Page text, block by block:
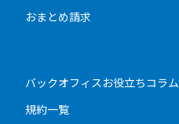
おまとめ請求
バックオフィスお役立ちコラム
規約一覧